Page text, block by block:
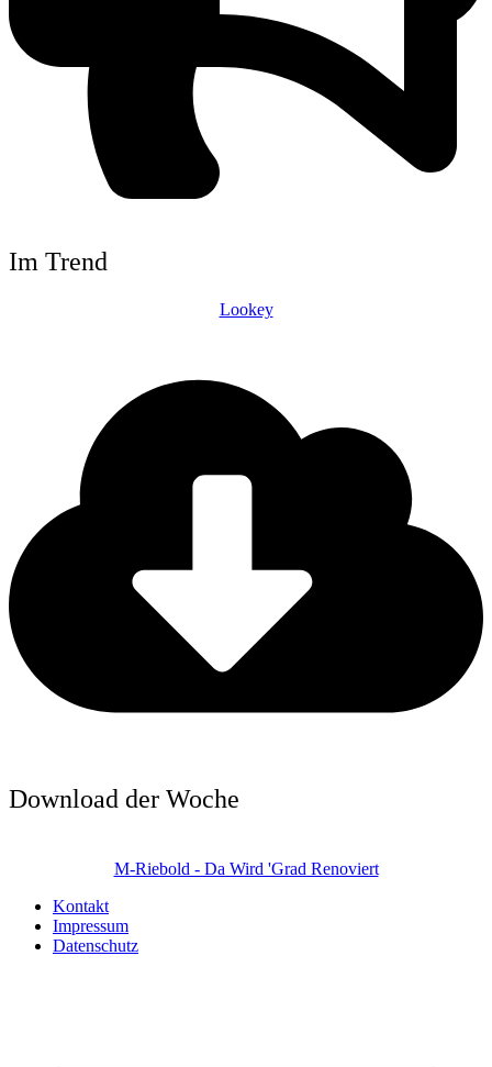
Im Trend
Lookey
Download der Woche
M-Riebold - Da Wird 'Grad Renoviert
Kontakt
Impressum
Datenschutz